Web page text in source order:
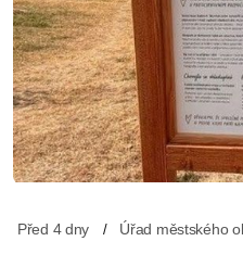
Před 4 dny Úřad městského